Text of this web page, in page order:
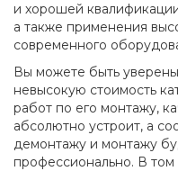
и хорошей
а также применения
современного
Вы можете быть
невысокую стоимость
работ по его монтажу,
абсолютно устроит, а
демонтажу и монтажу
профессионально. В